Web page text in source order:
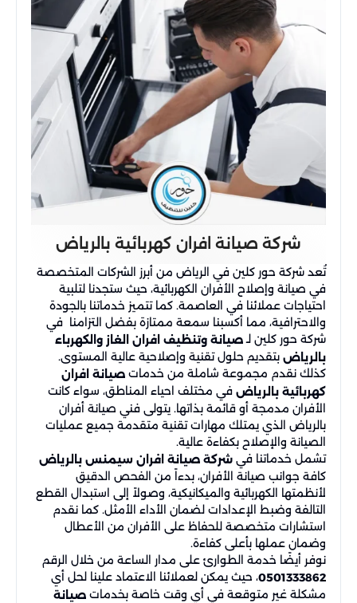
شركة صيانة افران كهربائية بالرياض
تُعد شركة حور كلين في الرياض من أبرز الشركات المتخصصة
في صيانة وإصلاح الأفران الكهربائية، حيث ستجدنا لتلبية
احتياجات عملائنا في العاصمة. كما تتميز خدماتنا بالجودة
والاحترافية، مما أكسبنا سمعة ممتازة بفضل التزامنا في
شركة حور كلين لـصيانة وتنظيف افران الغاز والكهرباء
بالرياض بتقديم حلول تقنية وإصلاحية عالية المستوى.
كذلك نقدم مجموعة شاملة من خدمات صيانة افران
كهربائية بالرياض في مختلف احياء المناطق، سواء كانت
الأفران مدمجة أو قائمة بذاتها. يتولى فني صيانة أفران
بالرياض الذي يمتلك مهارات تقنية متقدمة جميع عمليات
الصيانة والإصلاح بكفاءة عالية.
تشمل خدماتنا في شركة صيانة افران سيمنس بالرياض
كافة جوانب صيانة الأفران، بدءاً من الفحص الدقيق
لأنظمتها الكهربائية والميكانيكية، وصولاً إلى استبدال القطع
التالفة وضبط الإعدادات لضمان الأداء الأمثل. كما نقدم
استشارات متخصصة للحفاظ على الأفران من الأعطال
وضمان عملها بأعلى كفاءة.
نوفر أيضًا خدمة الطوارئ على مدار الساعة من خلال الرقم
0501333862، حيث يمكن لعملائنا الاعتماد علينا لحل أي
مشكلة غير متوقعة في أي وقت خاصة بخدمات صيانة